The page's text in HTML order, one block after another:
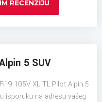
RECENZIJU
5 SUV
105V XL TL Pilot Alpin 5
isporuku na adresu vašeg